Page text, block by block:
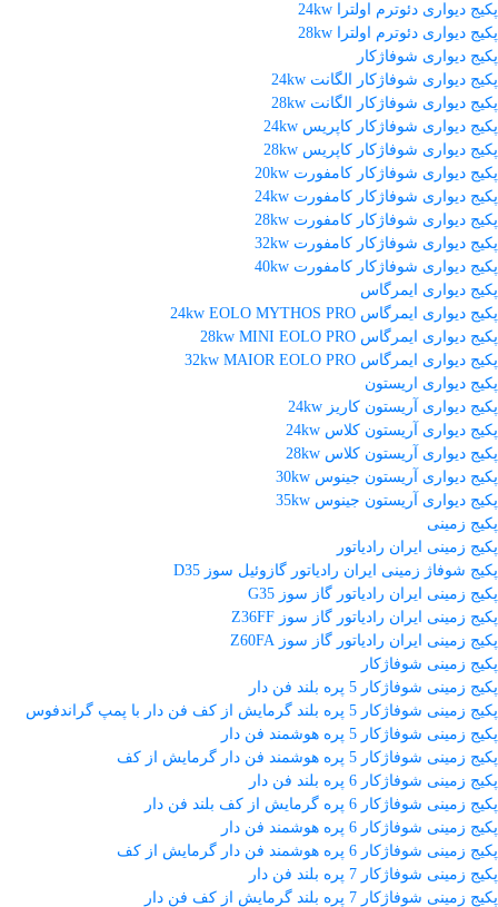
پکیج دیواری دئوترم اولترا 24kw
پکیج دیواری دئوترم اولترا 28kw
پکیج دیواری شوفاژکار
پکیج دیواری شوفاژکار الگانت 24kw
پکیج دیواری شوفاژکار الگانت 28kw
پکیج دیواری شوفاژکار کاپریس 24kw
پکیج دیواری شوفاژکار کاپریس 28kw
پکیج دیواری شوفاژکار کامفورت 20kw
پکیج دیواری شوفاژکار کامفورت 24kw
پکیج دیواری شوفاژکار کامفورت 28kw
پکیج دیواری شوفاژکار کامفورت 32kw
پکیج دیواری شوفاژکار کامفورت 40kw
پکیج دیواری ایمرگاس
پکیج دیواری ایمرگاس 24kw EOLO MYTHOS PRO
پکیج دیواری ایمرگاس 28kw MINI EOLO PRO
پکیج دیواری ایمرگاس 32kw MAIOR EOLO PRO
پکیج دیواری اریستون
پکیج دیواری آریستون کاریز 24kw
پکیج دیواری آریستون کلاس 24kw
پکیج دیواری آریستون کلاس 28kw
پکیج دیواری آریستون جینوس 30kw
پکیج دیواری آریستون جینوس 35kw
پکیج زمینی
پکیج زمینی ایران رادیاتور
پکیج شوفاژ زمینی ایران رادیاتور گازوئیل سوز D35
پکیج زمینی ایران رادیاتور گاز سوز G35
پکیج زمینی ایران رادیاتور گاز سوز Z36FF
پکیج زمینی ایران رادیاتور گاز سوز Z60FA
پکیج زمینی شوفاژکار
پکیج زمینی شوفاژکار 5 پره بلند فن دار
پکیج زمینی شوفاژکار 5 پره بلند گرمایش از کف فن دار با پمپ گراندفوس
پکیج زمینی شوفاژکار 5 پره هوشمند فن دار
پکیج زمینی شوفاژکار 5 پره هوشمند فن دار گرمایش از کف
پکیج زمینی شوفاژکار 6 پره بلند فن دار
پکیج زمینی شوفاژکار 6 پره گرمایش از کف بلند فن دار
پکیج زمینی شوفاژکار 6 پره هوشمند فن دار
پکیج زمینی شوفاژکار 6 پره هوشمند فن دار گرمایش از کف
پکیج زمینی شوفاژکار 7 پره بلند فن دار
پکیج زمینی شوفاژکار 7 پره بلند گرمایش از کف فن دار